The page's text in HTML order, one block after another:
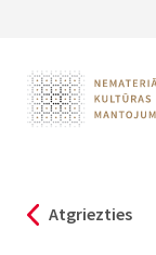
Atgriezties